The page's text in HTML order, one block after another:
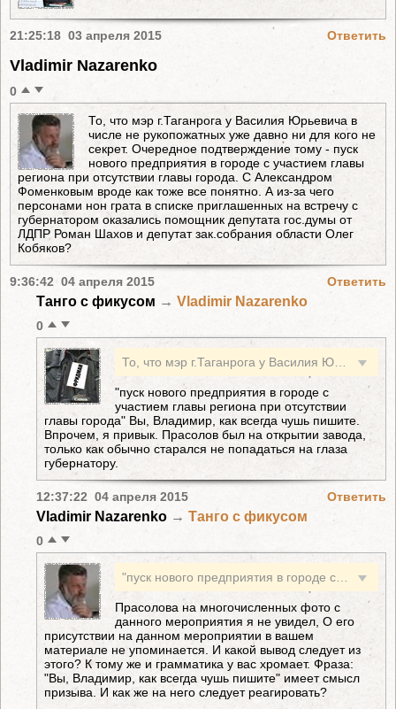
21:25:18 03 апреля 2015 Ответить
Vladimir Nazarenko
0
То, что мэр г.Таганрога у Василия Юрьевича в
числе не рукопожатных уже давно ни для кого не
секрет. Очередное подтверждение тому - пуск
нового предприятия в городе с участием главы
региона при отсутствии главы города. С Александром
Фоменковым вроде как тоже все понятно. А из-за чего
персонами нон грата в списке приглашенных на встречу с
губернатором оказались помощник депутата гос.думы от
ЛДПР Роман Шахов и депутат зак.собрания области Олег
Кобяков?
9:36:42 04 апреля 2015 Ответить
Танго с фикусом → Vladimir Nazarenko
0
То, что мэр г.Таганрога у Василия Юрьевича в числе не рукопожатных уже давно ни для кого не секрет. Очередное подтверждение тому - пуск нового предприятия в городе с участием главы региона при отсутствии главы города. С Александром Фоменковым вроде как тоже все понятно. А из-за чего персонами нон грата в списке приглашенных на встречу с губернатором оказались помощник депутата гос.думы от ЛДПР Роман Шахов и депутат зак.собрания области Олег Кобяков?
"пуск нового предприятия в городе с
участием главы региона при отсутствии
главы города" Вы, Владимир, как всегда чушь пишите.
Впрочем, я привык. Прасолов был на открытии завода,
только как обычно старался не попадаться на глаза
губернатору.
12:37:22 04 апреля 2015 Ответить
Vladimir Nazarenko → Танго с фикусом
0
"пуск нового предприятия в городе с участием главы региона при отсутствии главы города" Вы, Владимир, как всегда чушь пишите. Впрочем, я привык. Прасолов был на открытии завода, только как обычно старался не попадаться на глаза губернатору.
Прасолова на многочисленных фото с
данного мероприятия я не увидел, О его
присутствии на данном мероприятии в вашем
материале не упоминается. И какой вывод следует из
этого? К тому же и грамматика у вас хромает. Фраза:
"Вы, Владимир, как всегда чушь пишите" имеет смысл
призыва. И как же на него следует реагировать?